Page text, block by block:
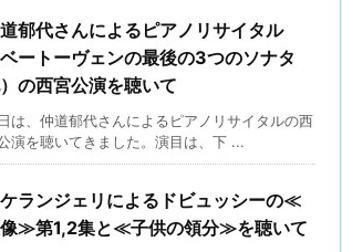
郁代さんによるピアノリサイタル
ベートーヴェンの最後の3つのソナタ
の西宮公演を聴いて
は、仲道郁代さんによるピアノリサイタルの西
演を聴いてきました。演目は、下 ...
ランジェリによるドビュッシーの≪
≫第1,2集と≪子供の領分≫を聴いて